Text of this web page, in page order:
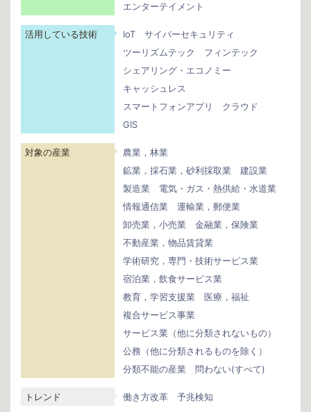
エンターテイメント
活用している技術 IoT
サイバーセキュリティ
ツーリズムテック
フィンテック
シェアリング・エコノミー
キャッシュレス
スマートフォンアプリ
クラウド
GIS
対象の産業
農業，林業
鉱業，採石業，砂利採取業
建設業
製造業
電気・ガス・熱供給・水道業
情報通信業
運輸業，郵便業
卸売業，小売業
金融業，保険業
不動産業，物品賃貸業
学術研究，専門・技術サービス業
宿泊業，飲食サービス業
教育，学習支援業
医療，福祉
複合サービス事業
サービス業（他に分類されないもの）
公務（他に分類されるものを除く）
分類不能の産業
問わない(すべて)
トレンド 働き方改革 予兆検知